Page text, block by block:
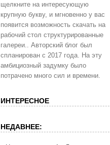
щелкните на интересующую
крупную букву, и мгновенно у вас
появится возможность скачать на
рабочий стол структурированные
галереи.. Авторский блог был
спланирован с 2017 года. На эту
амбициозный задумку было
потрачено много сил и времени.
ИНТЕРЕСНОЕ
НЕДАВНЕЕ: